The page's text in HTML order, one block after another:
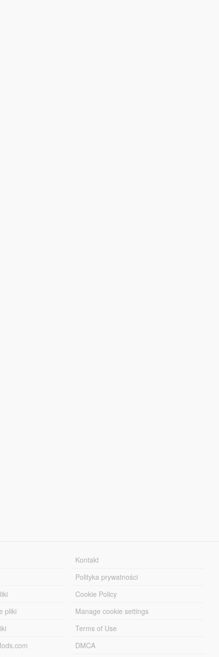
pliki
Kontakt
Polityka prywatności
Cookie Policy
Manage cookie settings
Terms of Use
DMCA